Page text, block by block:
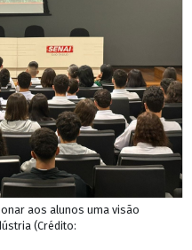
aos alunos uma visão
(Crédito: